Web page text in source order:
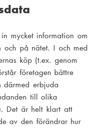
mycket information om
och på nätet. I och med
köp (t.ex. genom
företagen bättre
därmed erbjuda
till olika
Det är helt klart att
av den förändrar hur